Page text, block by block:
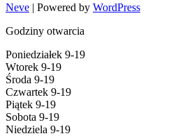
Neve | Powered by WordPress
Godziny otwarcia
Poniedziałek 9-19
Wtorek 9-19
Środa 9-19
Czwartek 9-19
Piątek 9-19
Sobota 9-19
Niedziela 9-19